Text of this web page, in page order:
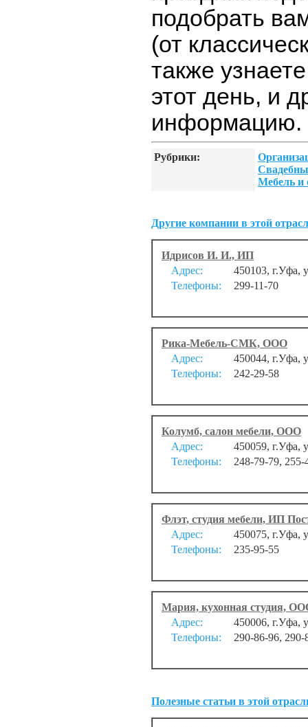
подобрать
(от
также
этот день, и
информацию.
Рубрики:
Мебель и
Другие компании в этой
Идрисов И. И., ИП
Адрес:
450103, г.Уфа,
Телефоны:
299-11-70
Рика-Мебель-СМК, ООО
Адрес:
450044, г.Уфа,
Телефоны:
242-29-58
Колумб, салон мебели, ООО
Адрес:
450059, г.Уфа,
Телефоны:
248-79-79,
Флэт, студия мебели, ИП
Адрес:
450075, г.Уфа,
Телефоны:
235-95-55
Мария, кухонная студия,
Адрес:
450006, г.Уфа,
Телефоны:
290-86-96, 290-
Полезные статьи в этой